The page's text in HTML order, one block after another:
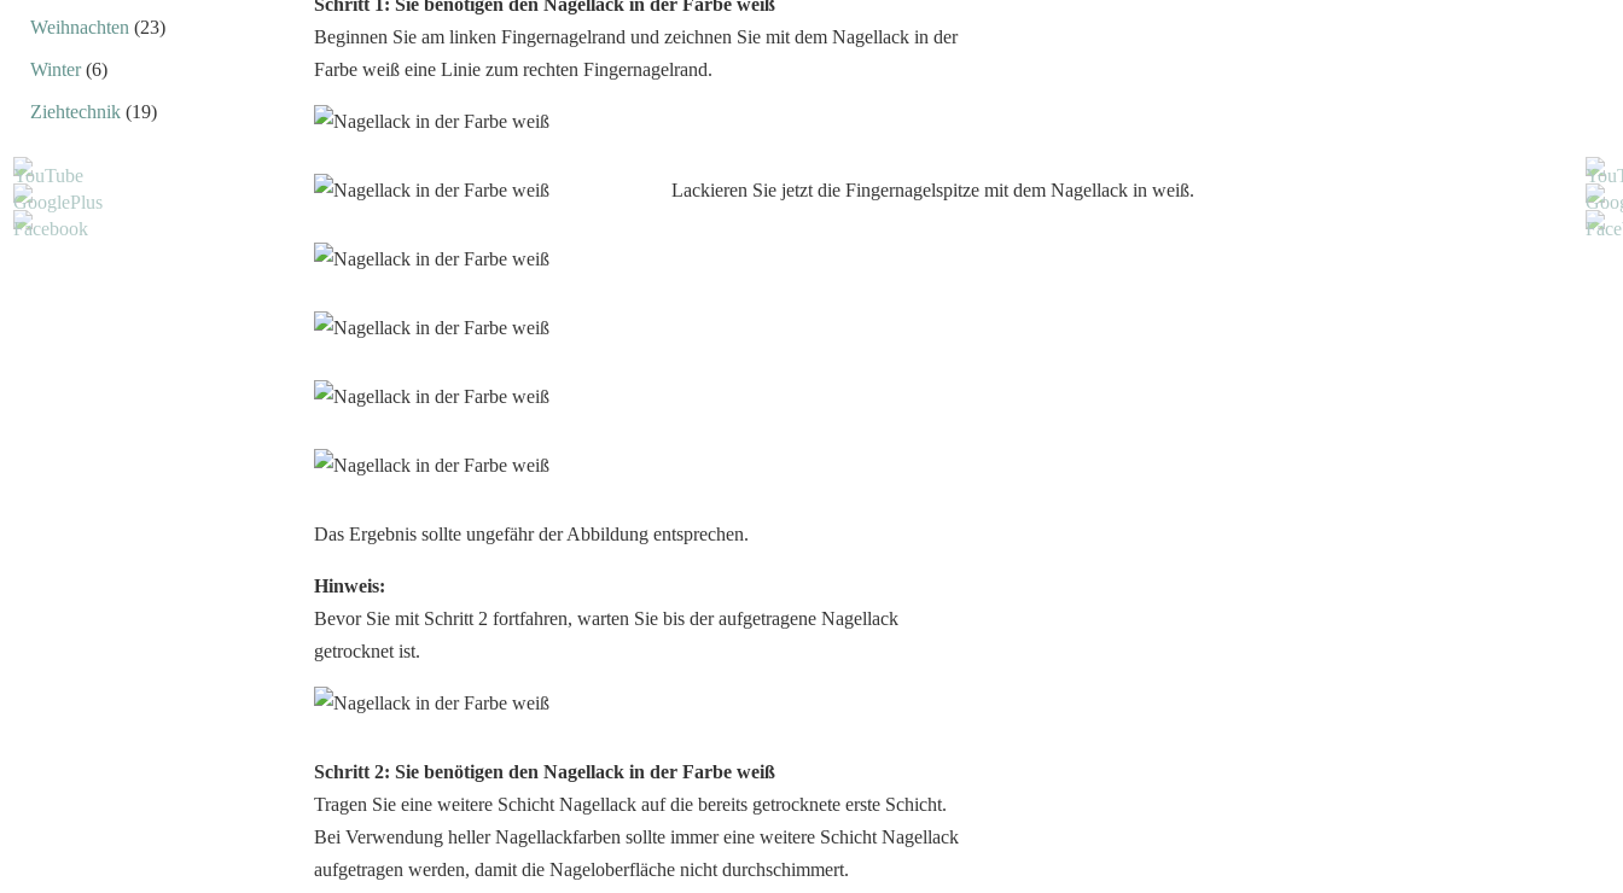
Schritt 1: Sie benötigen den Nagellack in der Farbe weiß
Beginnen Sie am linken Fingernagelrand und zeichnen Sie mit dem Nagellack in der
Farbe weiß eine Linie zum rechten Fingernagelrand.
Lackieren Sie jetzt die Fingernagelspitze mit dem Nagellack in weiß.
Das Ergebnis sollte ungefähr der Abbildung entsprechen.
Hinweis:
Bevor Sie mit Schritt 2 fortfahren, warten Sie bis der aufgetragene Nagellack
getrocknet ist.
Schritt 2: Sie benötigen den Nagellack in der Farbe weiß
Tragen Sie eine weitere Schicht Nagellack auf die bereits getrocknete erste Schicht.
Bei Verwendung heller Nagellackfarben sollte immer eine weitere Schicht Nagellack
aufgetragen werden, damit die Nageloberfläche nicht durchschimmert.
Weihnachten (23)
Winter(6)
Ziehtechnik (19)